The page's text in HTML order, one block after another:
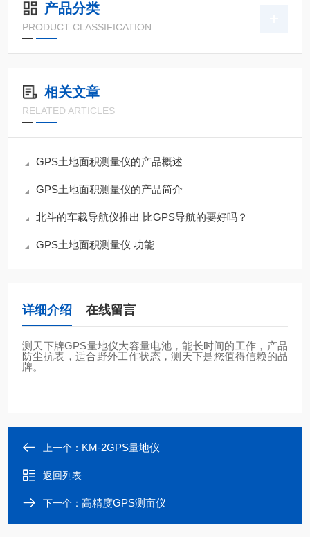
产品分类
PRODUCT CLASSIFICATION
相关文章
RELATED ARTICLES
GPS土地面积测量仪的产品概述
GPS土地面积测量仪的产品简介
北斗的车载导航仪推出 比GPS导航的要好吗？
GPS土地面积测量仪 功能
详细介绍 在线留言
测天下牌GPS量地仪大容量电池，能长时间的工作，产品
防尘抗表，适合野外工作状态，测天下是您值得信赖的品
牌。
上一个： KM-2GPS量地仪
返回列表
下一个： 高精度GPS测亩仪